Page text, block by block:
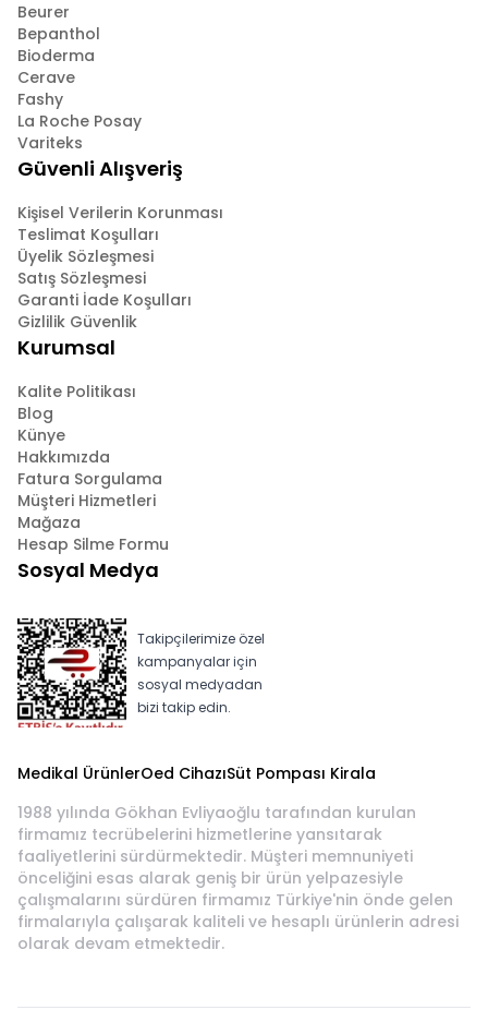
Beurer
Bepanthol
Bioderma
Cerave
Fashy
La Roche Posay
Variteks
Güvenli Alışveriş
Kişisel Verilerin Korunması
Teslimat Koşulları
Üyelik Sözleşmesi
Satış Sözleşmesi
Garanti İade Koşulları
Gizlilik Güvenlik
Kurumsal
Kalite Politikası
Blog
Künye
Hakkımızda
Fatura Sorgulama
Müşteri Hizmetleri
Mağaza
Hesap Silme Formu
Sosyal Medya
Takipçilerimize özel
kampanyalar için
sosyal medyadan
bizi takip edin.
Medikal ÜrünlerOed CihazıSüt Pompası Kirala
1988 yılında Gökhan Evliyaoğlu tarafından kurulan
firmamız tecrübelerini hizmetlerine yansıtarak
faaliyetlerini sürdürmektedir. Müşteri memnuniyeti
önceliğini esas alarak geniş bir ürün yelpazesiyle
çalışmalarını sürdüren firmamız Türkiye'nin önde gelen
firmalarıyla çalışarak kaliteli ve hesaplı ürünlerin adresi
olarak devam etmektedir.